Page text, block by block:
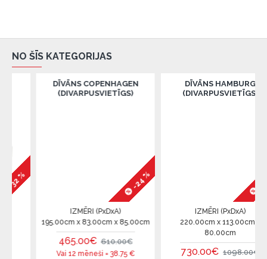
NO ŠĪS KATEGORIJAS
DĪVĀNS COPENHAGEN
(DIVARPUSVIETĪGS)
-24 %
IZMĒRI (PxDxA)
195.00cm x 83.00cm x 85.00cm
465.00€ 610.00€
Vai 12 mēneši =38.75€
DĪVĀNS HAMBURG
(DIVARPUSVIETĪGS)
-34 %
IZMĒRI (PxDxA)
220.00cm x 113.00cm x
80.00cm
730.00€ 1098.00€